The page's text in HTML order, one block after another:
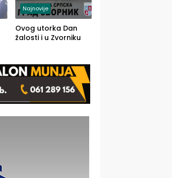
Najnovije
Ovog utorka Dan
žalosti i u Zvorniku